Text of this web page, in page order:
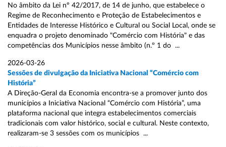
No âmbito da Lei nº 42/2017, de 14 de junho, que estabelece o
Regime de Reconhecimento e Proteção de Estabelecimentos e
Entidades de Interesse Histórico e Cultural ou Social Local, onde se
enquadra o projeto denominado "Comércio com História" e das
competências dos Municípios nesse âmbito (n.º 1 do ...
2026-03-26
Sessões de divulgação da Iniciativa Nacional “Comércio com
História”
A Direção-Geral da Economia encontra-se a promover junto dos
municípios a Iniciativa Nacional “Comércio com História”, uma
plataforma nacional que integra estabelecimentos comerciais
tradicionais com valor histórico, social e cultural. Neste contexto,
realizaram-se 3 sessões com os municípios ...